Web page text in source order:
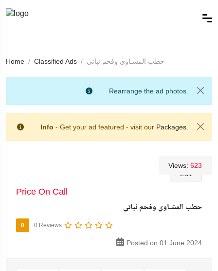
Home Classified Ads حطب المشـاوي وفحم نباتي
Rearrange the ad photos.
Info - Get your ad featured - visit our Packages.
Edit
Views: 623
Price On Call
حطب المشـاوي وفحم نباتي
0 0 Reviews
Posted on 01 June 2024